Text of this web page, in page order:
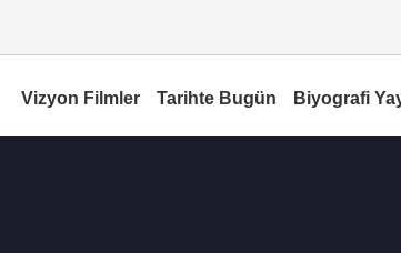
Vizyon Filmler Tarihte Bugün Biyografi